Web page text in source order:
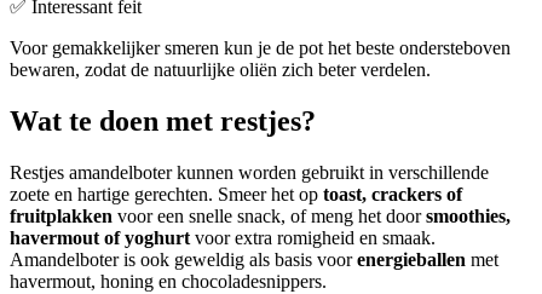
✅ Interessant feit
Voor gemakkelijker smeren kun je de pot het beste ondersteboven
bewaren, zodat de natuurlijke oliën zich beter verdelen.
Wat te doen met restjes?
Restjes amandelboter kunnen worden gebruikt in verschillende
zoete en hartige gerechten. Smeer het op toast, crackers of
fruitplakken voor een snelle snack, of meng het doorsmoothies,
havermout of yoghurt voor extra romigheid en smaak.
Amandelboter is ook geweldig als basis voorenergieballen met
havermout, honing en chocoladesnippers.